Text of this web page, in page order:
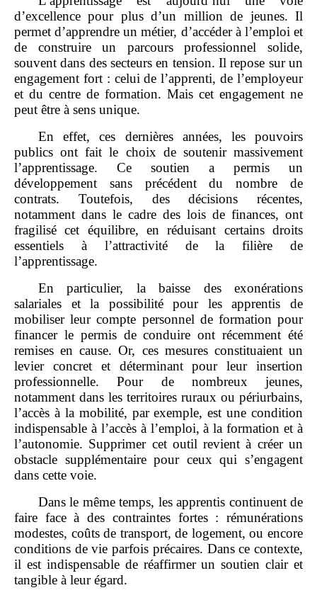
d’excellence pour plus d’un million de jeunes. Il
permet d’apprendre un métier, d’accéder à l’emploi et
de construire un parcours professionnel solide,
souvent dans des secteurs en tension. Il repose sur un
engagement fort : celui de l’apprenti, de l’employeur
et du centre de formation. Mais cet engagement ne
peut être à sens unique.
En effet, ces dernières années, les pouvoirs
publics ont fait le choix de soutenir massivement
l’apprentissage. Ce soutien a permis un
développement sans précédent du nombre de
contrats. Toutefois, des décisions récentes,
notamment dans le cadre des lois de finances, ont
fragilisé cet équilibre, en réduisant certains droits
essentiels à l’attractivité de la filière de
l’apprentissage.
En particulier, la baisse des exonérations
salariales et la possibilité pour les apprentis de
mobiliser leur compte personnel de formation pour
financer le permis de conduire ont récemment été
remises en cause. Or, ces mesures constituaient un
levier concret et déterminant pour leur insertion
professionnelle. Pour de nombreux jeunes,
notamment dans les territoires ruraux ou périurbains,
l’accès à la mobilité, par exemple, est une condition
indispensable à l’accès à l’emploi, à la formation et à
l’autonomie. Supprimer cet outil revient à créer un
obstacle supplémentaire pour ceux qui s’engagent
dans cette voie.
Dans le même temps, les apprentis continuent de
faire face à des contraintes fortes : rémunérations
modestes, coûts de transport, de logement, ou encore
conditions de vie parfois précaires. Dans ce contexte,
il est indispensable de réaffirmer un soutien clair et
tangible à leur égard.